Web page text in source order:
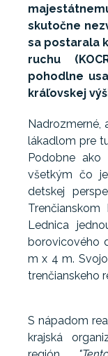
skutočne
sa postarala
ruchu
pohodlne
kráľovskej
Nadrozmerné,
lákadlom pre
Podobne
všetkým čo
detskej
Lednica
borovicového
m x 4 m.
trenčianskeho
S nápadom
krajská